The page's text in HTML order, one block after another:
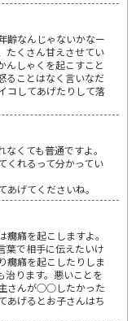
齢なんじゃないかなー
たくさん甘えさせてい
んしゃくを起こすこと
ることはなく言いなだ
コしてあげたりして落
くても普通ですよ。
くれるって分かってい
げてくださいね。
癪を起こしますよ。
葉で相手に伝えたいけ
癇癪を起こしたりしま
治ります。悪いことを
さんが○○したかった
あげるとお子さんはち